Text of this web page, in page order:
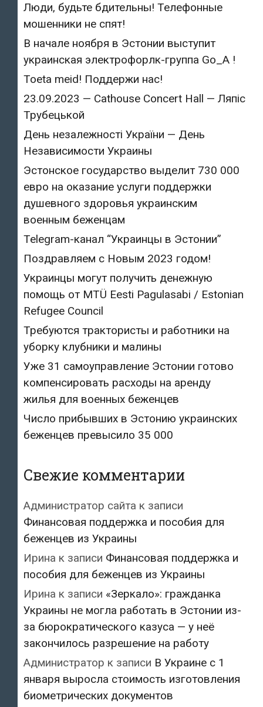
Люди, будьте бдительны! Телефонные
мошенники не спят!
В начале ноября в Эстонии выступит
украинская электрофорлк-группа Go_A !
Toeta meid! Поддержи нас!
23.09.2023 — Cathouse Concert Hall — Ляпіс
Трубецькой
День незалежності України — День
Независимости Украины
Эстонское государство выделит 730 000
евро на оказание услуги поддержки
душевного здоровья украинским
военным беженцам
Telegram-канал “Украинцы в Эстонии”
Поздравляем с Новым 2023 годом!
Украинцы могут получить денежную
помощь от MTÜ Eesti Pagulasabi / Estonian
Refugee Council
Требуются трактористы и работники на
уборку клубники и малины
Уже 31 самоуправление Эстонии готово
компенсировать расходы на аренду
жилья для военных беженцев
Число прибывших в Эстонию украинских
беженцев превысило 35 000
Свежие комментарии
Администратор сайта к записи
Финансовая поддержка и пособия для
беженцев из Украины
Ирина к записи Финансовая поддержка и
пособия для беженцев из Украины
Ирина к записи «Зеркало»: гражданка
Украины не могла работать в Эстонии из-
за бюрократического казуса — у неё
закончилось разрешение на работу
Администратор к записи В Украине с 1
января выросла стоимость изготовления
биометрических документов